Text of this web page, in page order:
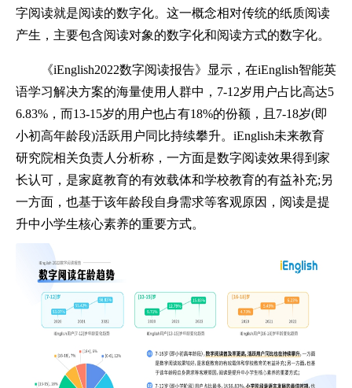
字阅读就是阅读的数字化。这一概念相对传统的纸质阅读
产生，主要包含阅读对象的数字化和阅读方式的数字化。
《iEnglish2022数字阅读报告》显示，在iEnglish智能英
语学习解决方案的海量使用人群中，7-12岁用户占比高达5
6.83%，而13-15岁的用户也占有18%的份额，且7-18岁(即
小初高年龄段)活跃用户同比持续攀升。iEnglish未来教育
研究院相关负责人分析称，一方面是数字阅读效果得到家
长认可，是家庭教育的有效载体和学校教育的有益补充;另
一方面，也基于该年龄段自身需求等客观原因，阅读是提
升中小学生核心素养的重要方式。